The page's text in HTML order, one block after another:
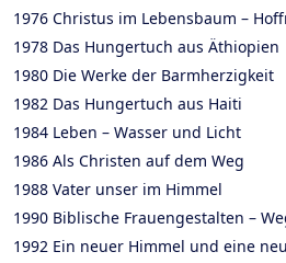
1976 Christus im Lebensbaum –
1978 Das Hungertuch aus Äthiopien
1980 Die Werke der Barmherzigkeit
1982 Das Hungertuch aus Haiti
1984 Leben – Wasser und Licht
1986 Als Christen auf dem Weg
1988 Vater unser im Himmel
1990 Biblische Frauengestalten –
1992 Ein neuer Himmel und eine